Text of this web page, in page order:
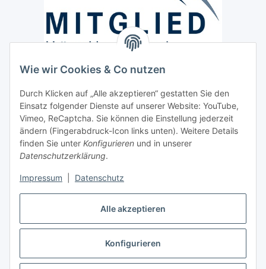
Alle akzeptieren
Konfigurieren
Wie wir Cookies & Co nutzen
Durch Klicken auf „Alle akzeptieren“ gestatten Sie den
Einsatz folgender Dienste auf unserer Website: YouTube,
Vimeo, ReCaptcha. Sie können die Einstellung jederzeit
ändern (Fingerabdruck-Icon links unten). Weitere Details
finden Sie unter Konfigurieren und in unserer
Datenschutzerklärung.
Impressum Datenschutz
Paketdienst und Spedition
Regionaler Lieferservice im Umkreis von ca. 60 Km
Sicherheit
* Alle Preise inkl. gesetzlicher USt., zzgl.Versand